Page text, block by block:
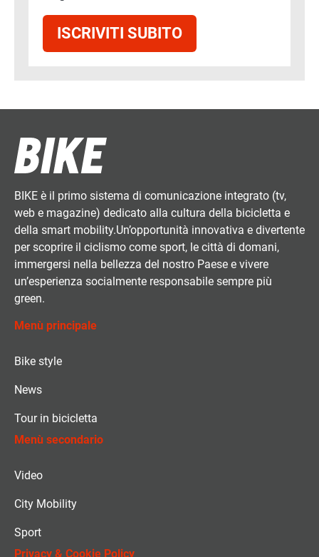
ISCRIVITI SUBITO
BIKE è il primo sistema di comunicazione integrato (tv,
web e magazine) dedicato alla cultura della bicicletta e
della smart mobility.Un’opportunità innovativa e divertente
per scoprire il ciclismo come sport, le città di domani,
immergersi nella bellezza del nostro Paese e vivere
un’esperienza socialmente responsabile sempre più
green.
Menù principale
Bike style
News
Tour in bicicletta
Menù secondario
Video
City Mobility
Sport
Privacy & Cookie Policy